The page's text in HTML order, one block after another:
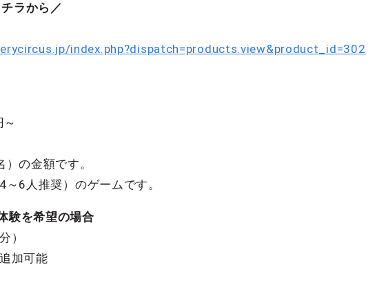
ラから／
index.php?dispatch=products.view&product_id=302
の金額です。
6人推奨）のゲームです。
験を希望の場合
）
加可能